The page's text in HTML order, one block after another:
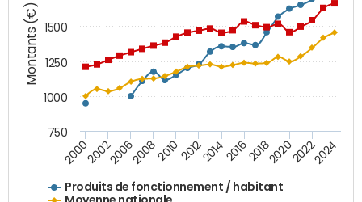
Montants (€)
Produits de fonctionnement / habitant
200020022006200820102012201420162018202020222024
750
1000
1250
1500